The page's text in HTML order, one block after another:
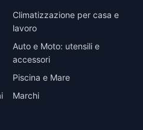
Climatizzazione per casa e
lavoro
Auto e Moto: utensili e
accessori
Piscina e Mare
Marchi